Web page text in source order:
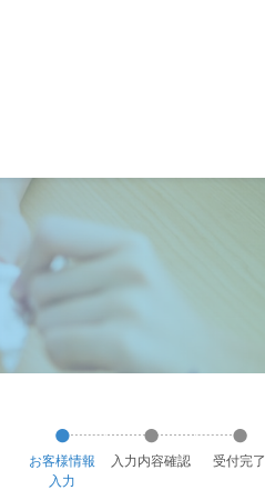
お客様情報
入力
入力内容確認 受付完了